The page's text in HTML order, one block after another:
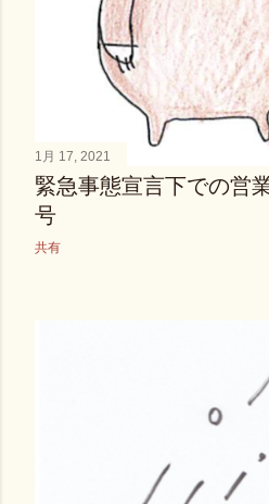
1月 17, 2021
緊急事態宣言下での営
号
共有